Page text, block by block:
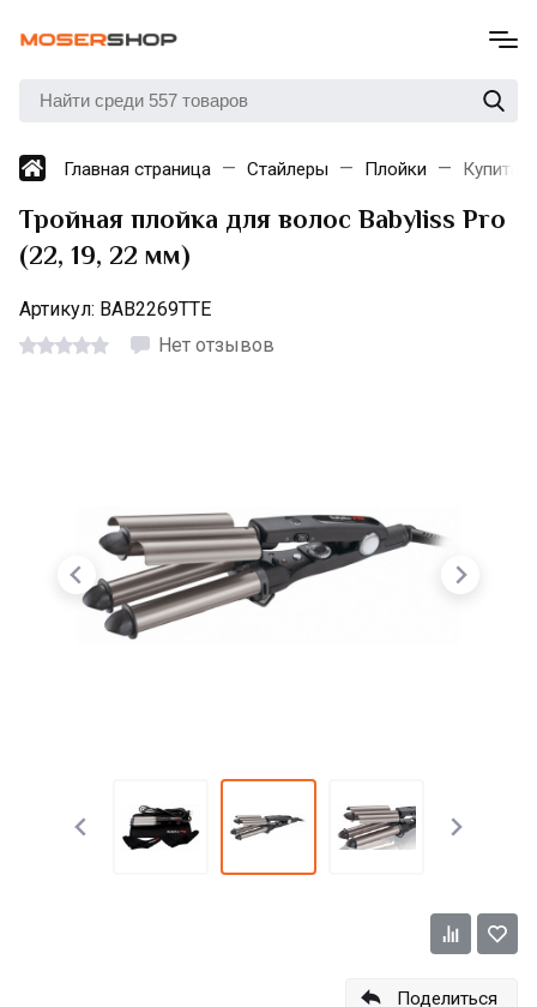
Главная страница Стайлеры Плойки Купить
Тройная плойка для волос Babyliss Pro
(22, 19, 22 мм)
Артикул: BAB2269TTE
Нет отзывов
Поделиться